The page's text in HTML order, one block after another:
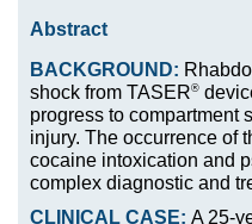
Abstract
BACKGROUND:
shock from TASER®
progress to compartment
injury. The occurrence of
cocaine intoxication and
complex diagnostic and
CLINICAL CASE: A 25-